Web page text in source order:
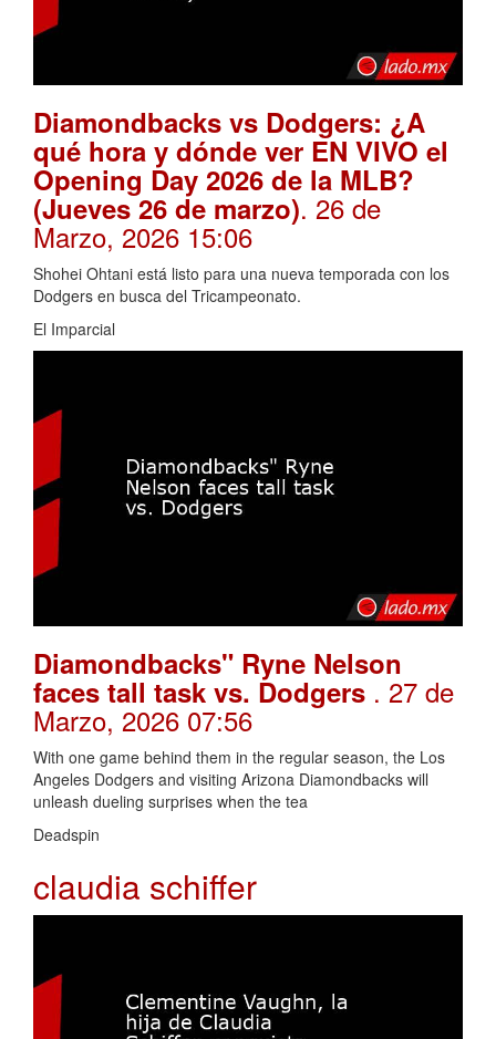
Diamondbacks vs Dodgers: ¿A
qué hora y dónde ver EN VIVO el
Opening Day 2026 de la MLB?
(Jueves 26 de marzo). 26 de
Marzo, 2026 15:06
Shohei Ohtani está listo para una nueva temporada con los
Dodgers en busca del Tricampeonato.
El Imparcial
Diamondbacks" Ryne Nelson
faces tall task vs. Dodgers . 27 de
Marzo, 2026 07:56
With one game behind them in the regular season, the Los
Angeles Dodgers and visiting Arizona Diamondbacks will
unleash dueling surprises when the tea
Deadspin
claudia schiffer